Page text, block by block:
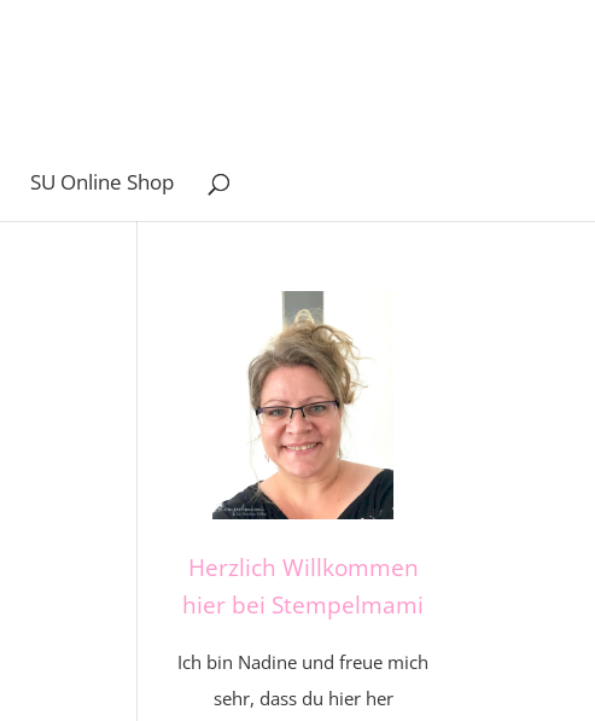
SU Online Shop
Herzlich Willkommen
hier bei Stempelmami
Ich bin Nadine und freue mich
sehr, dass du hier her